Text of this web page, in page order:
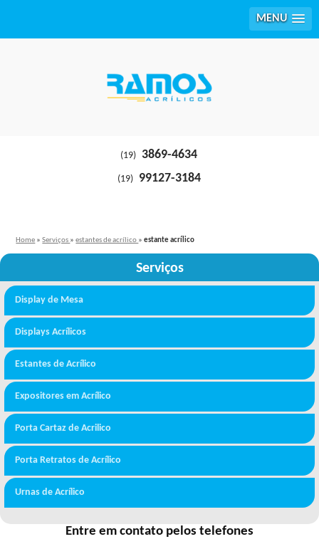
MENU
(19) 3869-4634
(19) 99127-3184
Home »Serviços »estantes de acrílico »estante acrílico
Serviços
Display de Mesa
Displays Acrílicos
Estantes de Acrílico
Expositores em Acrílico
Porta Cartaz de Acrilico
Porta Retratos de Acrílico
Urnas de Acrílico
Entre em contato pelos telefones